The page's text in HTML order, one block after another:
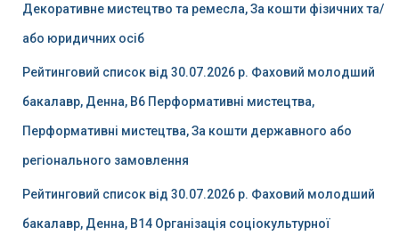
Декоративне мистецтво та ремесла, За кошти фізичних та/
або юридичних осіб
Рейтинговий список від 30.07.2026 р. Фаховий молодший
бакалавр, Денна, B6 Перформативні мистецтва,
Перформативні мистецтва, За кошти державного або
регіонального замовлення
Рейтинговий список від 30.07.2026 р. Фаховий молодший
бакалавр, Денна, B14 Організація соціокультурної